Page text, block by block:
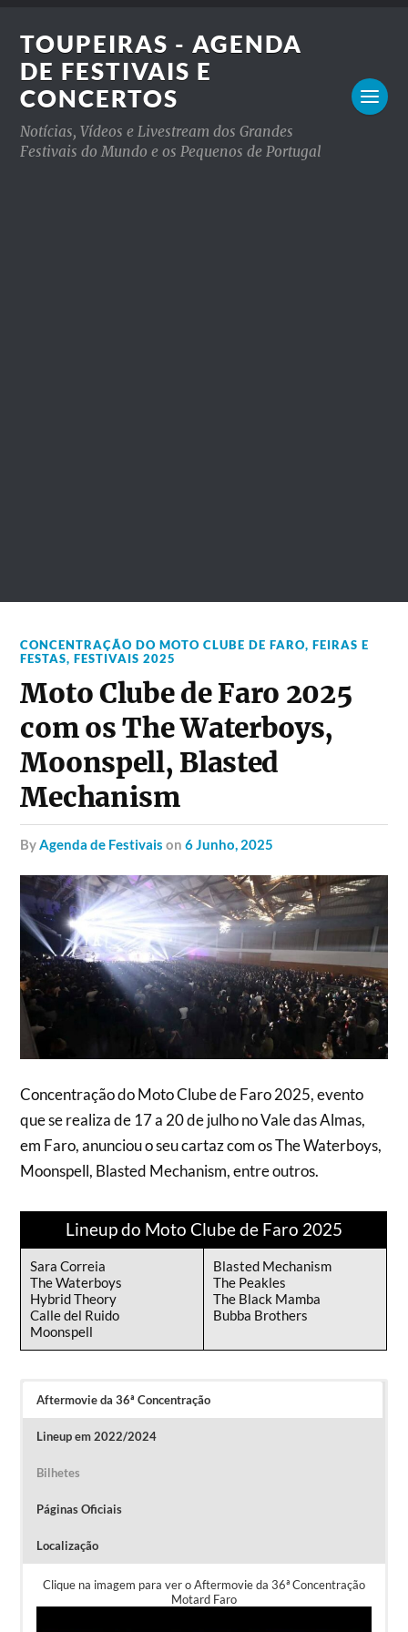
TOUPEIRAS - AGENDA
DE FESTIVAIS E
CONCERTOS
Notícias, Vídeos e Livestream dos Grandes
Festivais do Mundo e os Pequenos de Portugal
CONCENTRAÇÃO DO MOTO CLUBE DE FARO,FEIRAS E
FESTAS,FESTIVAIS 2025
Moto Clube de Faro 2025
com os The Waterboys,
Moonspell, Blasted
Mechanism
byAgenda de Festivais on6 Junho, 2025
Concentração do Moto Clube de Faro 2025, evento
que se realiza de 17 a 20 de julho no Vale das Almas,
em Faro, anunciou o seu cartaz com os The Waterboys,
Moonspell, Blasted Mechanism, entre outros.
Lineup do Moto Clube de Faro 2025
Sara Correia
The Waterboys
Hybrid Theory
Calle del Ruido
Moonspell
Blasted Mechanism
The Peakles
The Black Mamba
Bubba Brothers
Aftermovie da 36ª Concentração
Lineup em 2022/2024
Bilhetes
Páginas Oficiais
Localização
Clique na imagem para ver o Aftermovie da 36ª Concentração
Motard Faro